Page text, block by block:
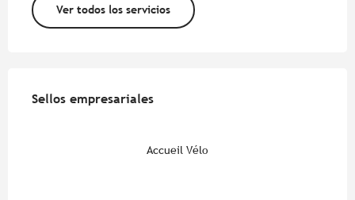
Ver todos los servicios
Sellos empresariales
Sellos empresariales
Accueil Vélo